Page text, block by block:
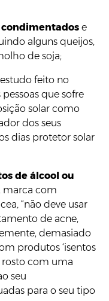
e
alguns queijos,
de soja;
feito no
que sofre
solar como
dos seus
dias protetor solar
de álcool ou
marca com
, “não deve usar
de acne,
demasiado
produtos ‘isentos
rosto com uma
seu
para o seu tipo